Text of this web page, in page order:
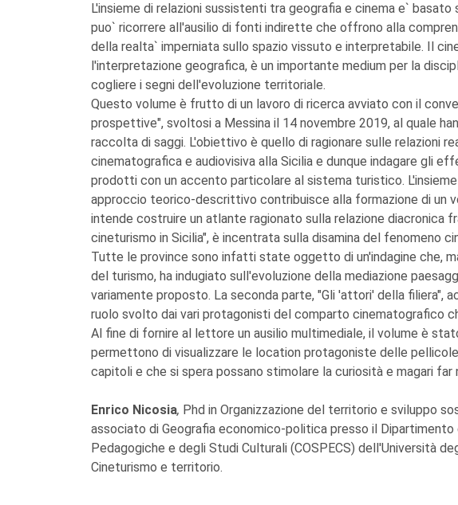
L'insieme di relazioni sussistenti tra geografia e cinema e`
puo` ricorrere all'ausilio di fonti indirette che offrono alla
della realta` imperniata sullo spazio vissuto e interpretabile. Il
l'interpretazione geografica, è un importante medium per la
cogliere i segni dell'evoluzione territoriale.
Questo volume è frutto di un lavoro di ricerca avviato con il
prospettive", svoltosi a Messina il 14 novembre 2019, al quale
raccolta di saggi. L'obiettivo è quello di ragionare sulle relazioni
cinematografica e audiovisiva alla Sicilia e dunque indagare gli
prodotti con un accento particolare al sistema turistico.
approccio teorico-descrittivo contribuisce alla formazione di un
intende costruire un atlante ragionato sulla relazione diacronica
cineturismo in Sicilia", è incentrata sulla disamina del fenomeno
Tutte le province sono infatti state oggetto di un'indagine che,
del turismo, ha indugiato sull'evoluzione della mediazione
variamente proposto. La seconda parte, "Gli 'attori' della filiera",
ruolo svolto dai vari protagonisti del comparto cinematografico
Al fine di fornire al lettore un ausilio multimediale, il volume è
permettono di visualizzare le location protagoniste delle
capitoli e che si spera possano stimolare la curiosità e magari far
Enrico Nicosia, Phd in Organizzazione del territorio e sviluppo
associato di Geografia economico-politica presso il
Pedagogiche e degli Studi Culturali (COSPECS) dell'Università
Cineturismo e territorio.